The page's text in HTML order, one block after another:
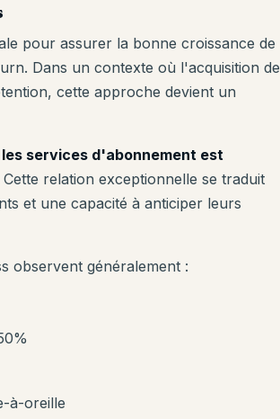
pour assurer la bonne croissance de
Dans un contexte où l'acquisition de
cette approche devient un
services d'abonnement est
Cette relation exceptionnelle se traduit
et une capacité à anticiper leurs
observent généralement :
à-oreille